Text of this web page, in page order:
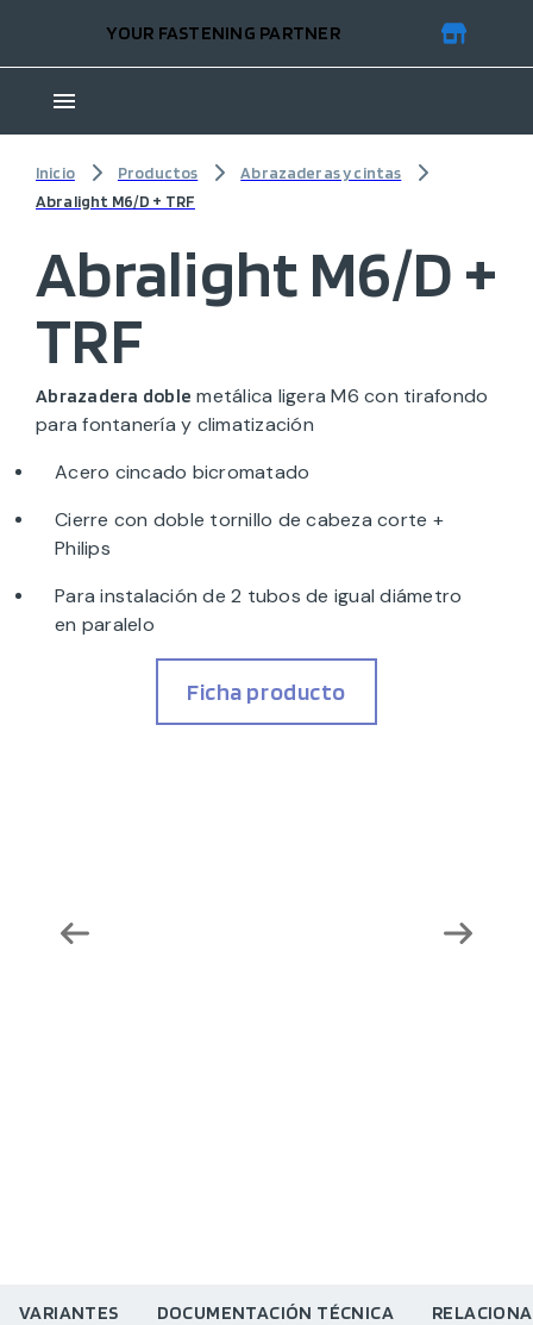
YOUR FASTENING PARTNER
Inicio Productos
Abrazaderas y cintas
Abralight M6/D + TRF
Abralight M6/D +
TRF
Abrazadera doble metálica ligera M6 con tirafondo
para fontanería y climatización
Acero cincado bicromatado
Cierre con doble tornillo de cabeza corte +
Philips
Para instalación de 2 tubos de igual diámetro
en paralelo
Ficha producto
VARIANTES DOCUMENTACIÓN TÉCNICA